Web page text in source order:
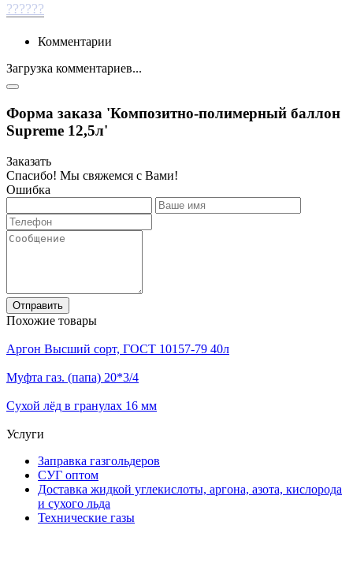
??????
Комментарии
Загрузка комментариев...
Форма заказа 'Композитно-полимерный баллон
Supreme 12,5л'
Заказать
Спасибо! Мы свяжемся с Вами!
Ошибка
Отправить
Похожие товары
Аргон Высший сорт, ГОСТ 10157-79 40л
Муфта газ. (папа) 20*3/4
Сухой лёд в гранулах 16 мм
Услуги
Заправка газгольдеров
СУГ оптом
Доставка жидкой углекислоты, аргона, азота, кислорода
и сухого льда
Технические газы